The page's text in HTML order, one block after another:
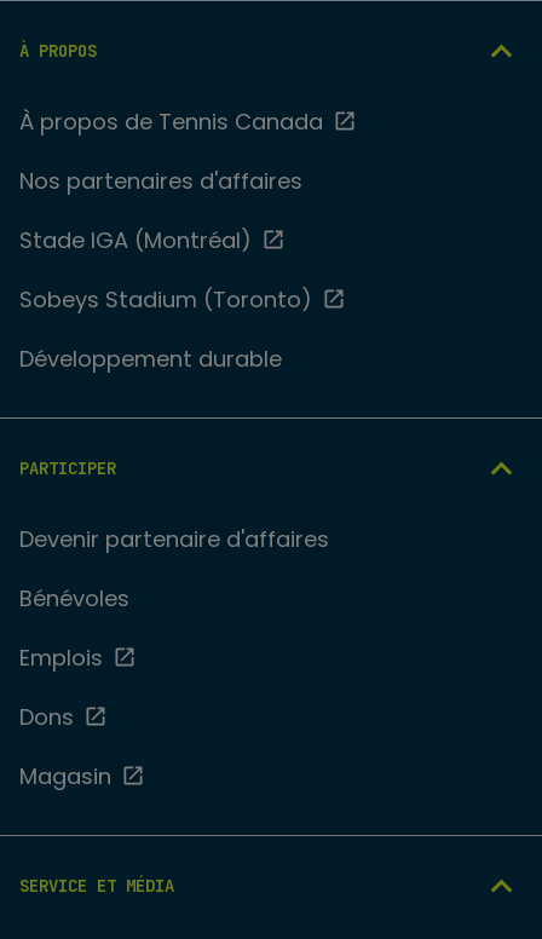
À PROPOS
À propos de Tennis Canada
Nos partenaires d'affaires
Stade IGA (Montréal)
Sobeys Stadium (Toronto)
Développement durable
PARTICIPER
Devenir partenaire d'affaires
Bénévoles
Emplois
Dons
Magasin
SERVICE ET MÉDIA